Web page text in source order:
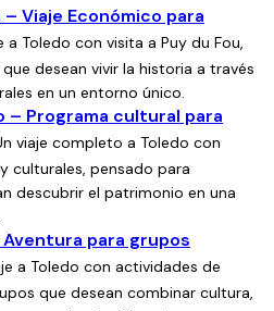
la actividad.
no implica la reserva
efectivo el pago del depósito
reservar, solo tenéis que
confirmar fechas y número
y podéis usar
para adaptar el itinerario y
de vuestro grupo. Los precios
ni puentes.
Viaje Económico para
a Toledo con visita a Puy du Fou,
desean vivir la historia a través
en un entorno único.
– Programa cultural para
viaje completo a Toledo con
culturales, pensado para
descubrir el patrimonio en una
para grupos
a Toledo con actividades de
que desean combinar cultura,